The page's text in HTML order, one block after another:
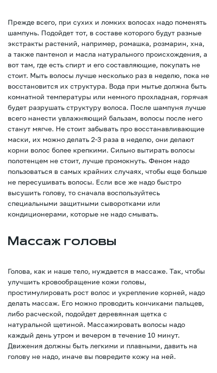
Прежде всего, при сухих и ломких волосах надо поменять
шампунь. Подойдет тот, в составе которого будут разные
экстракты растений, например, ромашка, розмарин, хна,
а также пантенол и масла натурального происхождения, а
вот там, где есть спирт и его составляющие, покупать не
стоит. Мыть волосы лучше несколько раз в неделю, пока не
восстановится их структура. Вода при мытье должна быть
комнатной температуры или немного прохладная, горячая
будет разрушать структуру волоса. После шампуня лучше
всего нанести увлажняющий бальзам, волосы после него
станут мягче. Не стоит забывать про восстанавливающие
маски, их можно делать 2-3 раза в неделю, они делают
корни волос более крепкими. Сильно вытирать волосы
полотенцем не стоит, лучше промокнуть. Феном надо
пользоваться в самых крайних случаях, чтобы еще больше
не пересушивать волосы. Если все же надо быстро
высушить голову, то сначала воспользуйтесь
специальными защитными сыворотками или
кондиционерами, которые не надо смывать.
Массаж головы
Голова, как и наше тело, нуждается в массаже. Так, чтобы
улучшить кровообращение кожи головы,
простимулировать рост волос и укрепление корней, надо
делать массаж. Его можно проводить кончиками пальцев,
либо расческой, подойдет деревянная щетка с
натуральной щетиной. Массажировать волосы надо
каждый день утром и вечером в течение 10 минут.
Движения должны быть легкими и плавными, давить на
голову не надо, иначе вы повредите кожу на ней.